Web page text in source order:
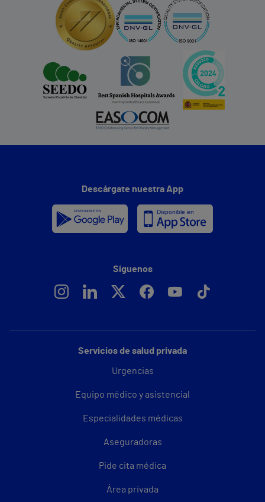
Servicios de salud privada
Urgencias
Equipo médico y asistencial
Especialidades médicas
Aseguradoras
Pide cita médica
Área privada
Descárgate nuestra App
Síguenos